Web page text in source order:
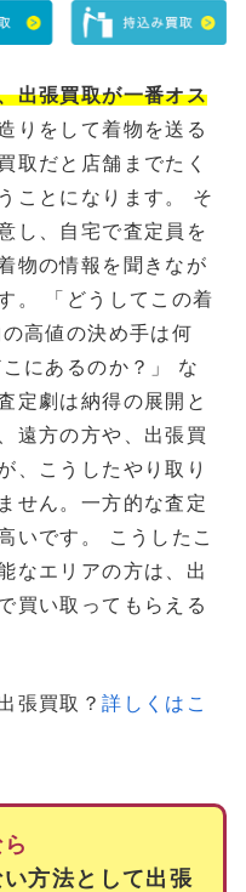
出張買取が一番オス
りをして着物を送る
取だと店舗までたく
ことになります。 そ
し、自宅で査定員を
物の情報を聞きなが
。 「どうしてこの着
高値の決め手は何
にあるのか？」 な
定劇は納得の展開と
遠方の方や、出張買
、こうしたやり取り
せん。一方的な査定
いです。 こうしたこ
なエリアの方は、出
買い取ってもらえる
張買取？詳しくはこ
方法として出張